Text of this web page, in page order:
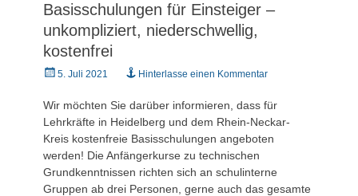
Basisschulungen für Einsteiger –
unkompliziert, niederschwellig,
kostenfrei
Veröffentlicht
5. Juli 2021 Hinterlasse einen Kommentar
Wir möchten Sie darüber informieren, dass für
Lehrkräfte in Heidelberg und dem Rhein-Neckar-
Kreis kostenfreie Basisschulungen angeboten
werden! Die Anfängerkurse zu technischen
Grundkenntnissen richten sich an schulinterne
Gruppen ab drei Personen, gerne auch das gesamte